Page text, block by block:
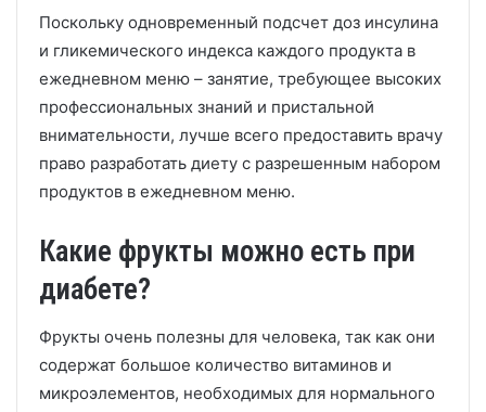
Поскольку одновременный подсчет доз инсулина
и гликемического индекса каждого продукта в
ежедневном меню – занятие, требующее высоких
профессиональных знаний и пристальной
внимательности, лучше всего предоставить врачу
право разработать диету с разрешенным набором
продуктов в ежедневном меню.
Какие фрукты можно есть при
диабете?
Фрукты очень полезны для человека, так как они
содержат большое количество витаминов и
микроэлементов, необходимых для нормального